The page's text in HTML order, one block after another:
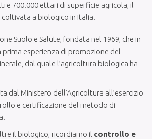
700.000 ettari di superficie agricola, il
a biologico in Italia.
Suolo e Salute, fondata nel 1969, che in
prima esperienza di promozione del
dal quale l’agricoltura biologica ha
dal Ministero dell’Agricoltura all’esercizio
e certificazione del metodo di
il biologico, ricordiamo il controllo e